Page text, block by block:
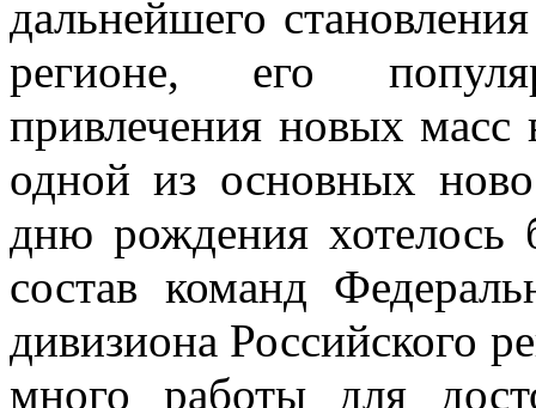
дальнейшего
регионе, его
привлечения новых
одной из основных
дню рождения хотелось
состав команд
дивизиона Российского
много работы для